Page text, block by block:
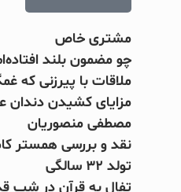
مشتری خاص
چو مضمون بلند
ملاقات با پیرزنی که
مزایای کشیدن دندان
مصطفی منصوریان
نقد و بررسی همستر
تولد ۳۲ سالگی
تفال به قرآن در شب